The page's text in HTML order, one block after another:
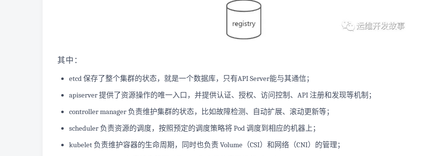
其中：
etcd 保存了整个集群的状态，就是一个数据库，只有API Server能与其通信；
apiserver 提供了资源操作的唯一入口，并提供认证、授权、访问控制、API 注册和发现等机制；
controller manager 负责维护集群的状态，比如故障检测、自动扩展、滚动更新等；
scheduler 负责资源的调度，按照预定的调度策略将 Pod 调度到相应的机器上；
kubelet 负责维护容器的生命周期，同时也负责 Volume（CSI）和网络（CNI）的管理；